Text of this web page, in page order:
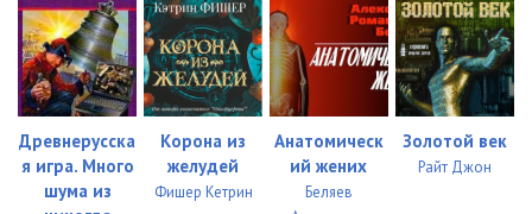
Древнерусска
я игра. Много
шума из
Корона из
желудей
Фишер Кетрин
Анатомическ
ий жених
Беляев
Золотой век
Райт Джон